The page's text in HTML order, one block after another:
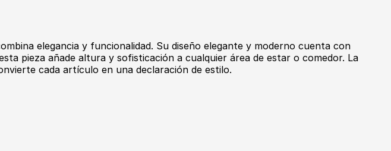
elegancia y funcionalidad. Su diseño elegante y moderno cuenta con
pieza añade altura y sofisticación a cualquier área de estar o comedor. La
cada artículo en una declaración de estilo.